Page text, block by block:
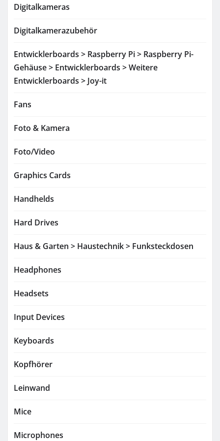
Digitalkameras
Digitalkamerazubehör
Entwicklerboards > Raspberry Pi > Raspberry Pi-
Gehäuse > Entwicklerboards > Weitere
Entwicklerboards > Joy-it
Fans
Foto & Kamera
Foto/Video
Graphics Cards
Handhelds
Hard Drives
Haus & Garten > Haustechnik > Funksteckdosen
Headphones
Headsets
Input Devices
Keyboards
Kopfhörer
Leinwand
Mice
Microphones